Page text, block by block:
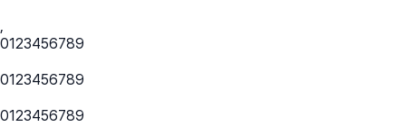
,
0123456789
0123456789
0123456789